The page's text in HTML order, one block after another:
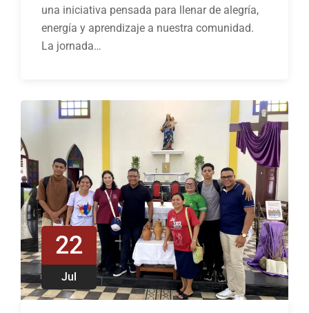
una iniciativa pensada para llenar de alegría,
energía y aprendizaje a nuestra comunidad.
La jornada…
22
Jul